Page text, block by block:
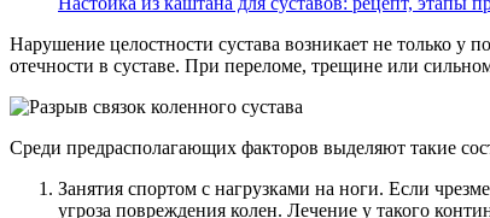
Нарушение целостности сустава возникает не только у
отечности в суставе. При переломе, трещине или
Среди предрасполагающих факторов выделяют такие
Занятия спортом с нагрузками на ноги. Если
угроза повреждения колен. Лечение у такого